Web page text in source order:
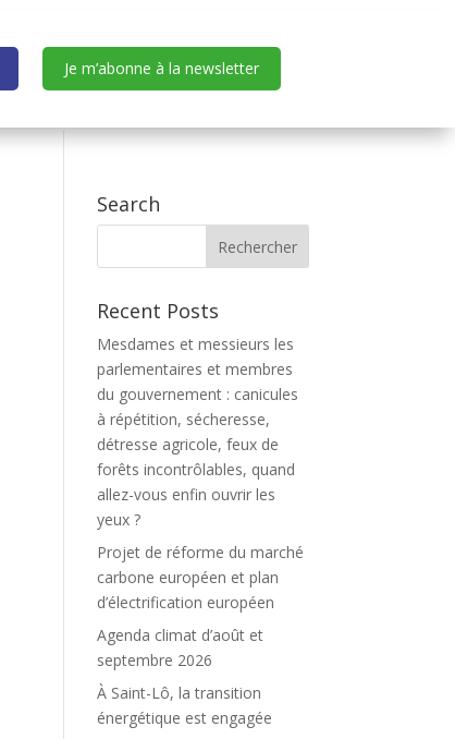
Je m’abonne à la newsletter
Search
Recent Posts
Mesdames et messieurs les
parlementaires et membres
du gouvernement : canicules
à répétition, sécheresse,
détresse agricole, feux de
forêts incontrôlables, quand
allez-vous enfin ouvrir les
yeux ?
Projet de réforme du marché
carbone européen et plan
d’électrification européen
Agenda climat d’août et
septembre 2026
À Saint-Lô, la transition
énergétique est engagée